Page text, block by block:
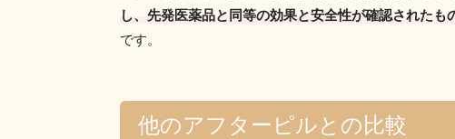
し、先発医薬品と同等の効果と安全性が確認されたも
です。
他のアフターピルとの比較